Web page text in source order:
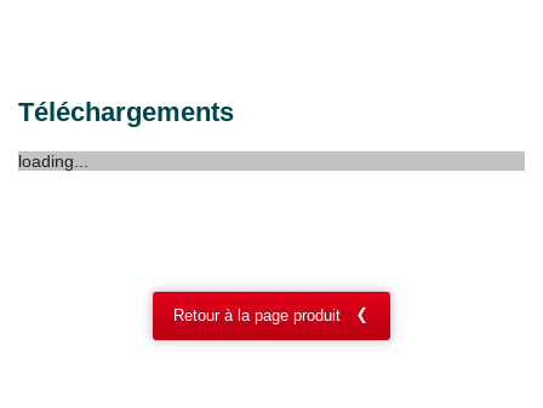
Téléchargements
loading...
Retour à la page produit